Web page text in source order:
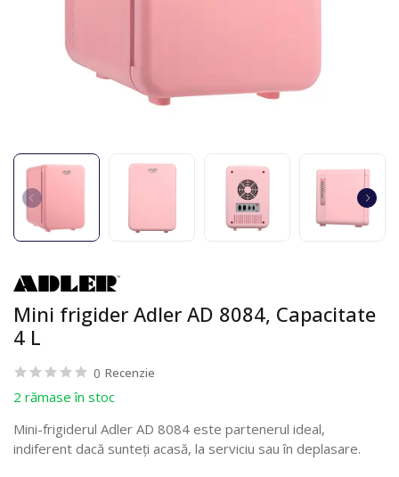
Mini frigider Adler AD 8084, Capacitate
4 L
0 Recenzie
2 rămase în stoc
Mini-frigiderul Adler AD 8084 este partenerul ideal,
indiferent dacă sunteți acasă, la serviciu sau în deplasare.